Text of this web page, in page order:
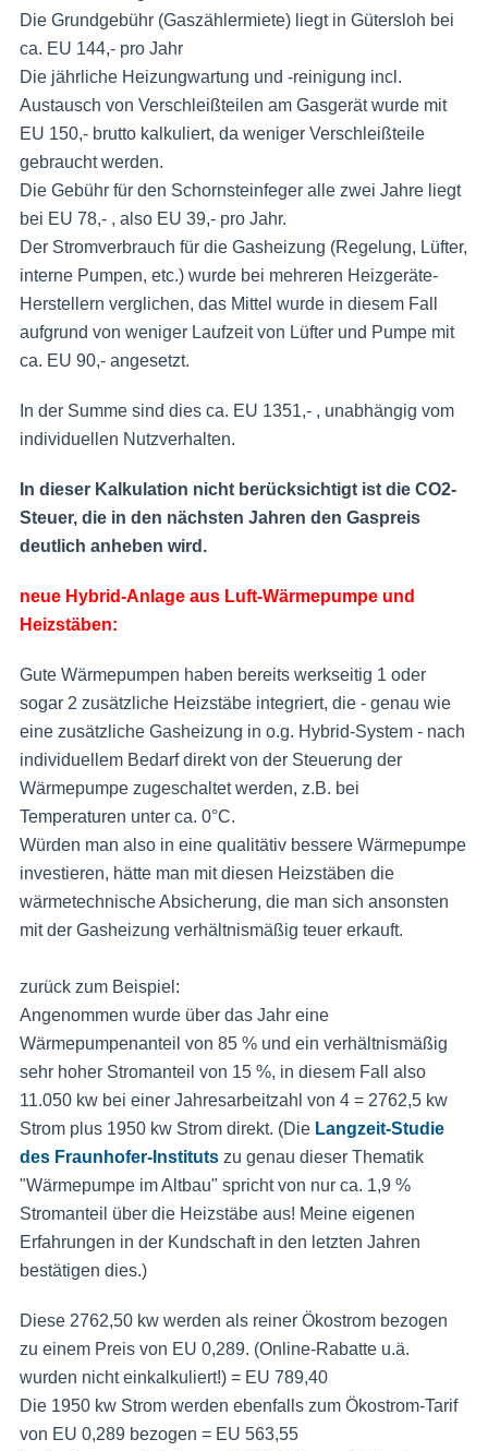
Die Grundgebühr (Gaszählermiete) liegt in Gütersloh bei
ca. EU 144,- pro Jahr
Die jährliche Heizungwartung und -reinigung incl.
Austausch von Verschleißteilen am Gasgerät wurde mit
EU 150,- brutto kalkuliert, da weniger Verschleißteile
gebraucht werden.
Die Gebühr für den Schornsteinfeger alle zwei Jahre liegt
bei EU 78,- , also EU 39,- pro Jahr.
Der Stromverbrauch für die Gasheizung (Regelung, Lüfter,
interne Pumpen, etc.) wurde bei mehreren Heizgeräte-
Herstellern verglichen, das Mittel wurde in diesem Fall
aufgrund von weniger Laufzeit von Lüfter und Pumpe mit
ca. EU 90,- angesetzt.
In der Summe sind dies ca. EU 1351,- , unabhängig vom
individuellen Nutzverhalten.
In dieser Kalkulation nicht berücksichtigt ist die CO2-
Steuer, die in den nächsten Jahren den Gaspreis
deutlich anheben wird.
neue Hybrid-Anlage aus Luft-Wärmepumpe und
Heizstäben:
Gute Wärmepumpen haben bereits werkseitig 1 oder
sogar 2 zusätzliche Heizstäbe integriert, die - genau wie
eine zusätzliche Gasheizung in o.g. Hybrid-System - nach
individuellem Bedarf direkt von der Steuerung der
Wärmepumpe zugeschaltet werden, z.B. bei
Temperaturen unter ca. 0°C.
Würden man also in eine qualitätiv bessere Wärmepumpe
investieren, hätte man mit diesen Heizstäben die
wärmetechnische Absicherung, die man sich ansonsten
mit der Gasheizung verhältnismäßig teuer erkauft.
zurück zum Beispiel:
Angenommen wurde über das Jahr eine
Wärmepumpenanteil von 85 % und ein verhältnismäßig
sehr hoher Stromanteil von 15 %, in diesem Fall also
11.050 kw bei einer Jahresarbeitzahl von 4 = 2762,5 kw
Strom plus 1950 kw Strom direkt. (Die Langzeit-Studie
des Fraunhofer-Institutszu genau dieser Thematik
"Wärmepumpe im Altbau" spricht von nur ca. 1,9 %
Stromanteil über die Heizstäbe aus! Meine eigenen
Erfahrungen in der Kundschaft in den letzten Jahren
bestätigen dies.)
Diese 2762,50 kw werden als reiner Ökostrom bezogen
zu einem Preis von EU 0,289. (Online-Rabatte u.ä.
wurden nicht einkalkuliert!) = EU 789,40
Die 1950 kw Strom werden ebenfalls zum Ökostrom-Tarif
von EU 0,289 bezogen = EU 563,55